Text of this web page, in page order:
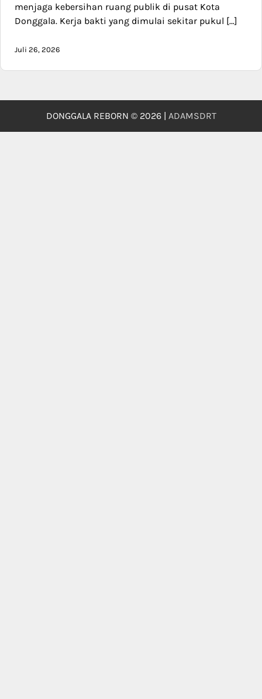
menjaga kebersihan ruang publik di pusat Kota
Donggala. Kerja bakti yang dimulai sekitar pukul […]
Juli 26, 2026
DONGGALA REBORN © 2026 | ADAMSDRT